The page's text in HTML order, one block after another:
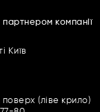
компанії
Київ
(ліве крило)